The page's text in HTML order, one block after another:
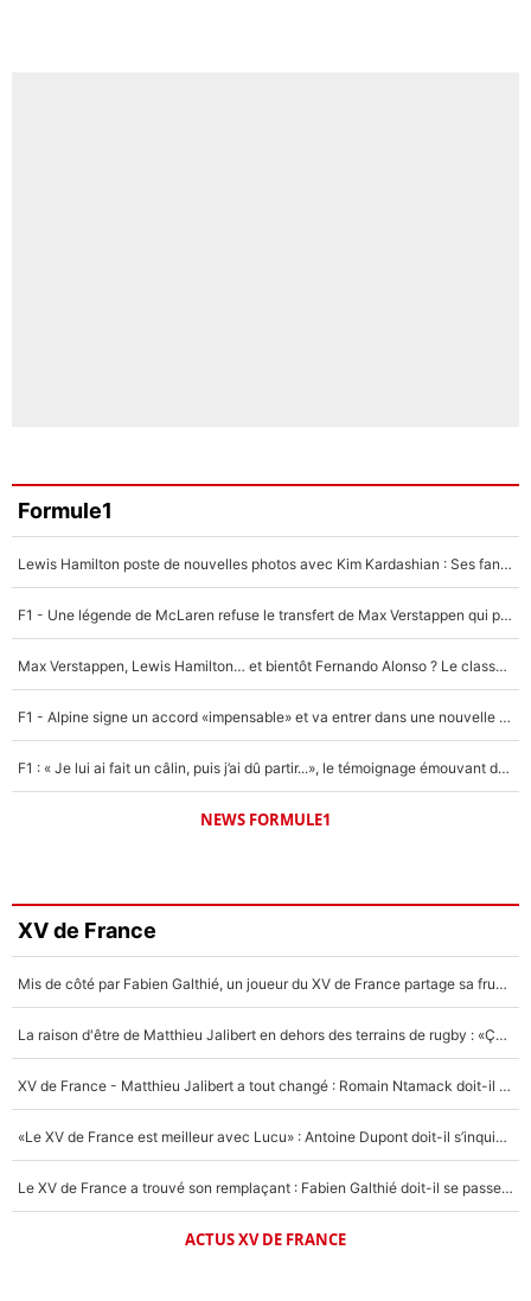
Formule1
Lewis Hamilton poste de nouvelles photos avec Kim Kardashian : Ses fans le voient déjà redevenir champion du monde de F1 grâce à elle !
F1 - Une légende de McLaren refuse le transfert de Max Verstappen qui pourrait «faire des vagues» et plomber l'ambiance dans l'équipe
Max Verstappen, Lewis Hamilton… et bientôt Fernando Alonso ? Le classement des pilotes les mieux payés en Formule 1 risque de changer !
F1 - Alpine signe un accord «impensable» et va entrer dans une nouvelle dimension : Grande nouvelle pour Pierre Gasly !
F1 : « Je lui ai fait un câlin, puis j’ai dû partir...», le témoignage émouvant de Max Verstappen sur sa fille
NEWS FORMULE1
XV de France
Mis de côté par Fabien Galthié, un joueur du XV de France partage sa frustration : «ils ne me l’ont pas dit tout de suite»
La raison d'être de Matthieu Jalibert en dehors des terrains de rugby : «Ça m'atteint autant que si tu touches à un membre de ma famille»
XV de France - Matthieu Jalibert a tout changé : Romain Ntamack doit-il s’inquiéter pour sa place à un an de la Coupe du monde ?
«Le XV de France est meilleur avec Lucu» : Antoine Dupont doit-il s’inquiéter pour sa place ?
Le XV de France a trouvé son remplaçant : Fabien Galthié doit-il se passer d'Antoine Dupont ?
ACTUS XV DE FRANCE